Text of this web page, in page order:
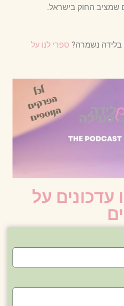
שמציב החוק בישראל.
בלידה נשמרה? ספרי לנו על
עדכונים על